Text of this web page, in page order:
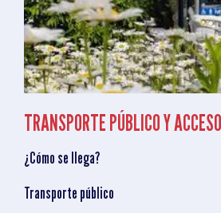
TRANSPORTE PÚBLICO Y ACCESO
¿Cómo se llega?
Transporte público